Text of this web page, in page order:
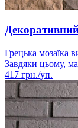
Грецька мозаїка
Завдяки цьому,
417 грн./уп.